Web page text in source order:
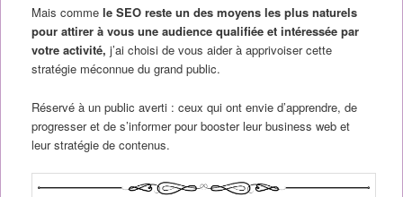
Mais comme le SEO reste un des moyens les plus naturels
pour attirer à vous une audience qualifiée et intéressée par
votre activité, j’ai choisi de vous aider à apprivoiser cette
stratégie méconnue du grand public.
Réservé à un public averti : ceux qui ont envie d’apprendre, de
progresser et de s’informer pour booster leur business web et
leur stratégie de contenus.